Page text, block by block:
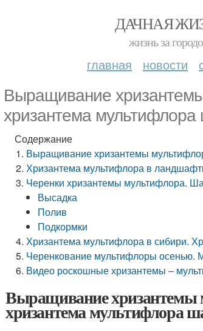
ДАЧНАЯ
жизнь за
главная новости
Выращивание
хризантема
Содержание
Выращивание хризантемы
Хризантема мультифлора в
Черенки хризантемы мультифлора.
Высадка
Полив
Подкормки
Хризантема мультифлора в сибири.
Черенкование мультифлоры осенью.
Видео роскошные хризантемы –
Выращивание хризантемы
хризантема мультифлора